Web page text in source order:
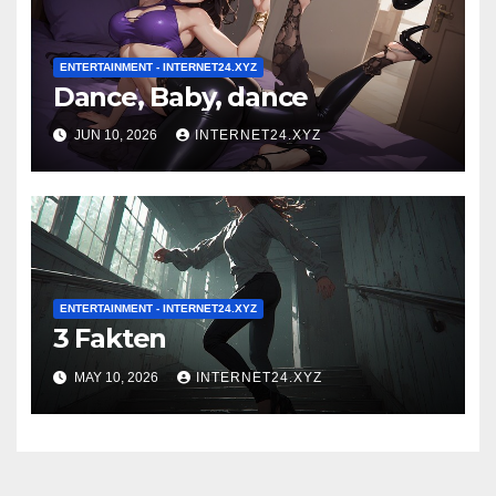
ENTERTAINMENT - INTERNET24.XYZ
Dance, Baby, dance
JUN 10, 2026 INTERNET24.XYZ
ENTERTAINMENT - INTERNET24.XYZ
3 Fakten
MAY 10, 2026 INTERNET24.XYZ